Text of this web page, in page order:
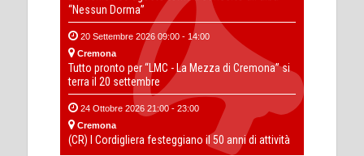
“Nessun Dorma”
20 Settembre 2026 09:00 - 14:00
Cremona
Tutto pronto per “LMC - La Mezza di Cremona” si
terra il 20 settembre
24 Ottobre 2026 21:00 - 23:00
Cremona
(CR) I Cordigliera festeggiano il 50 anni di attività